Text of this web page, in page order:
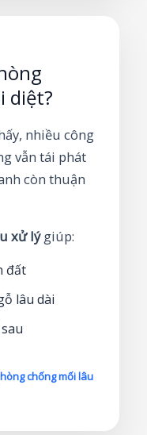
diệt?
nhiều công
vẫn tái phát
còn thuận
xử lýgiúp:
đất
lâu dài
chống mối lâu